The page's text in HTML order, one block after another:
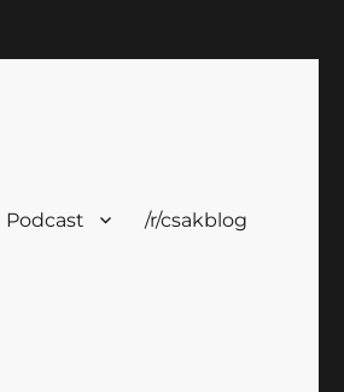
Podcast /r/csakblog